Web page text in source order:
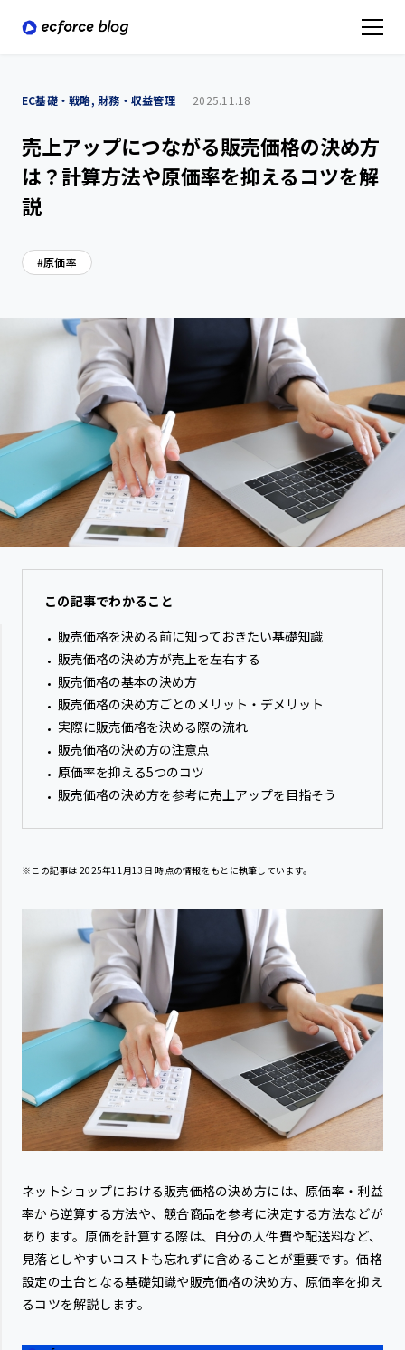
EC基礎・戦略, 財務・収益管理 2025.11.18
売上アップにつながる販売価格の決め方
は？計算方法や原価率を抑えるコツを解
説
原価率
この記事でわかること
販売価格を決める前に知っておきたい基礎知識
販売価格の決め方が売上を左右する
販売価格の基本の決め方
販売価格の決め方ごとのメリット・デメリット
実際に販売価格を決める際の流れ
販売価格の決め方の注意点
原価率を抑える5つのコツ
販売価格の決め方を参考に売上アップを目指そう
※この記事は 2025年11月13日 時点の情報をもとに執筆しています。
ネットショップにおける販売価格の決め方には、原価率・利益
率から逆算する方法や、競合商品を参考に決定する方法などが
あります。原価を計算する際は、自分の人件費や配送料など、
見落としやすいコストも忘れずに含めることが重要です。価格
設定の土台となる基礎知識や販売価格の決め方、原価率を抑え
るコツを解説します。